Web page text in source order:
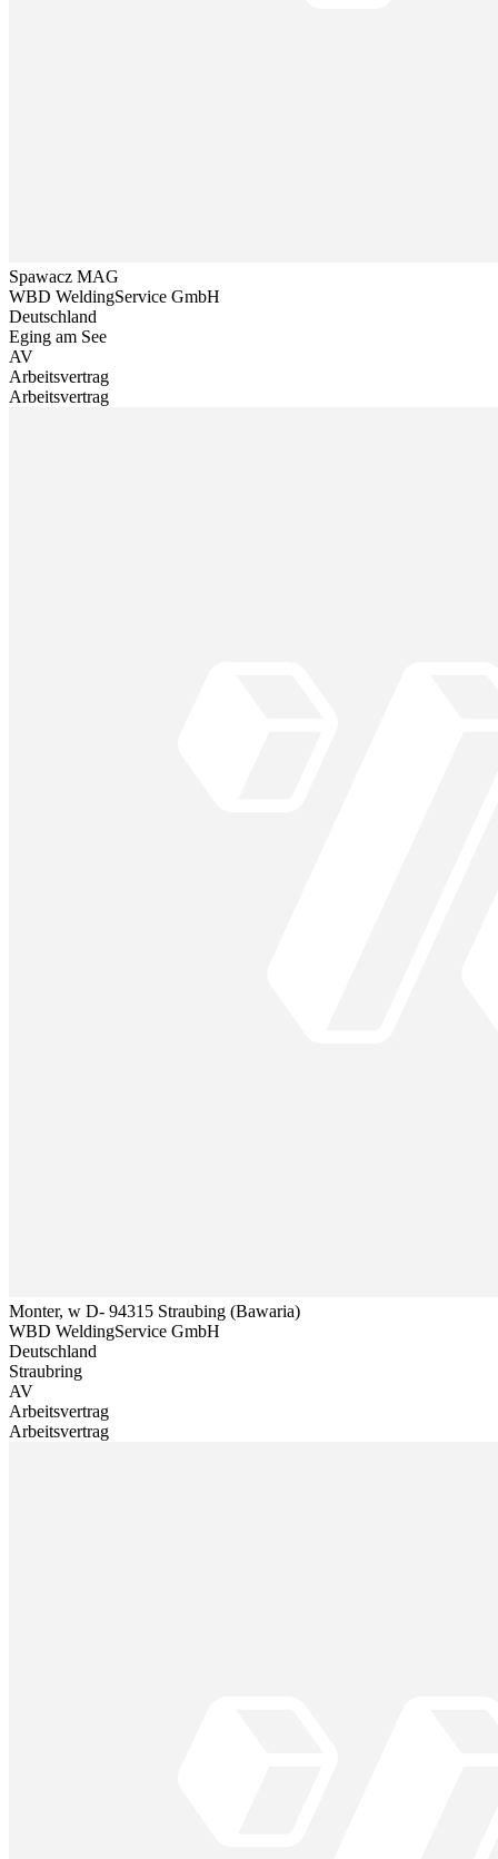
Spawacz MAG
WBD WeldingService GmbH
Deutschland
Eging am See
AV
Arbeitsvertrag
Arbeitsvertrag
Monter, w D- 94315 Straubing (Bawaria)
WBD WeldingService GmbH
Deutschland
Straubring
AV
Arbeitsvertrag
Arbeitsvertrag